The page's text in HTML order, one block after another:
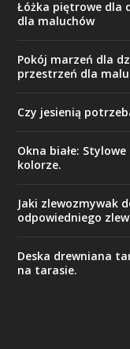
Łóżka piętrowe dla
dla maluchów
Pokój marzeń dla
przestrzeń dla
Czy jesienią
Okna białe:
kolorze.
Jaki zlewozmywak
odpowiedniego
Deska drewniana
na tarasie.